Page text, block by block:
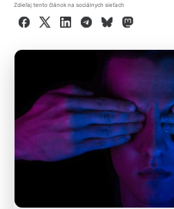
Zdieľaj tento článok na sociálnych sieťach
Facebook
X LinkedInTelegram
BlueskyMastodon